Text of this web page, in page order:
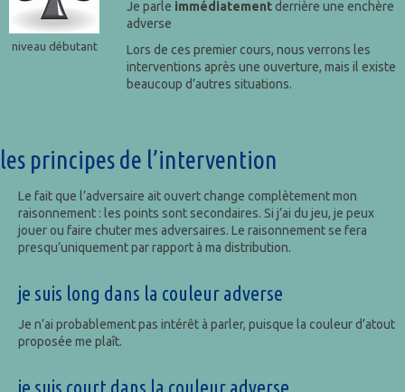
niveau débutant
Je parle immédiatementderrière une enchère
adverse
Lors de ces premier cours, nous verrons les
interventions après une ouverture, mais il existe
beaucoup d’autres situations.
les principes de l’intervention
Le fait que l’adversaire ait ouvert change complètement mon
raisonnement : les points sont secondaires. Si j’ai du jeu, je peux
jouer ou faire chuter mes adversaires. Le raisonnement se fera
presqu’uniquement par rapport à ma distribution.
je suis long dans la couleur adverse
Je n’ai probablement pas intérêt à parler, puisque la couleur d’atout
proposée me plaît.
je suis court dans la couleur adverse